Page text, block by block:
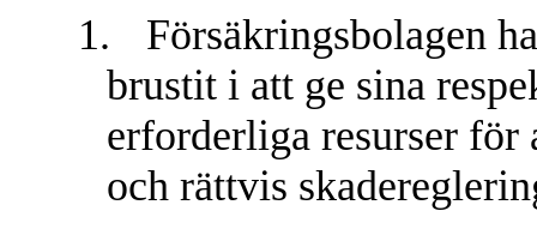
1.
Försäkringsbolagen
brustit i att ge sina
erforderliga resurser för
och rättvis